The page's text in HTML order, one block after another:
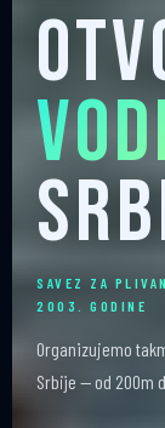
SAVEZ ZA
2003. GODINE
Organizujemo
Srbije — od 200m